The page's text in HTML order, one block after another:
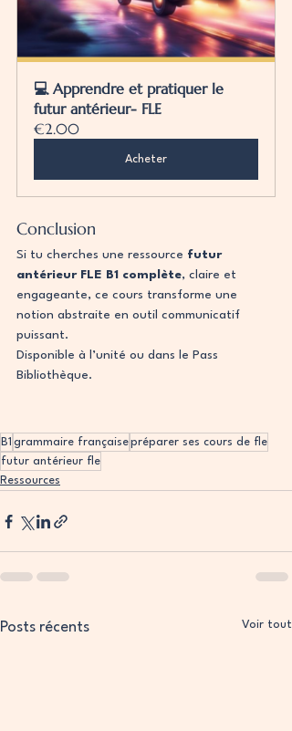
💻 Apprendre et pratiquer le
futur antérieur- FLE
€2.00
Acheter
Conclusion
Si tu cherches une ressource futur
antérieur FLE B1 complète, claire et
engageante, ce cours transforme une
notion abstraite en outil communicatif
puissant.
Disponible à l’unité ou dans le Pass
Bibliothèque.
B1 grammaire françaisepréparer ses cours de fle
futur antérieur fle
Ressources
Posts récents Voir tout